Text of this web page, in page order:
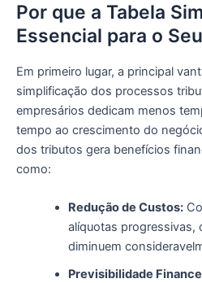
Por que a Tabela
Essencial para o
Em primeiro lugar, a principal
simplificação dos processos
empresários dedicam menos
tempo ao crescimento do
dos tributos gera benefícios
como:
Redução de Custos:
alíquotas progressivas,
diminuem
Previsibilidade